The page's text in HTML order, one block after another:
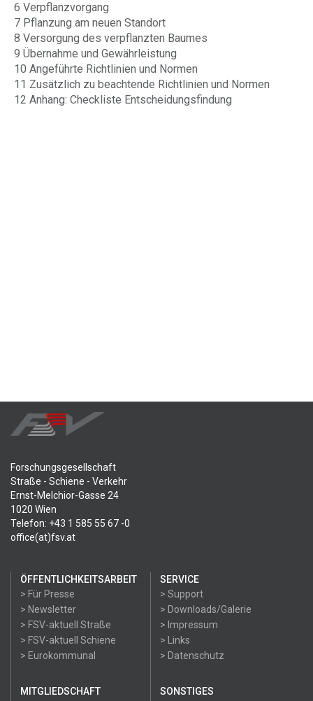
6 Verpflanzvorgang
7 Pflanzung am neuen Standort
8 Versorgung des verpflanzten Baumes
9 Übernahme und Gewährleistung
10 Angeführte Richtlinien und Normen
11 Zusätzlich zu beachtende Richtlinien und Normen
12 Anhang: Checkliste Entscheidungsfindung
Forschungsgesellschaft
Straße - Schiene - Verkehr
Ernst-Melchior-Gasse 24
1020 Wien
Telefon: +43 1 585 55 67 -0
office(at)fsv.at
ÖFFENTLICHKEITSARBEIT
> Für Presse
> Newsletter
> FSV-aktuell Straße
> FSV-aktuell Schiene
> Eurokommunal
SERVICE
> Support
> Downloads/Galerie
> Impressum
> Links
> Datenschutz
MITGLIEDSCHAFT
SONSTIGES